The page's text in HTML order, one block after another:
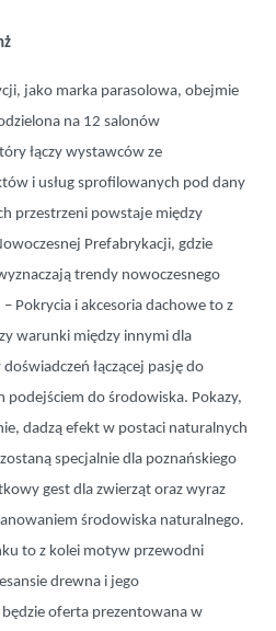
jako marka parasolowa, obejmie
na 12 salonów
łączy wystawców ze
i usług sprofilowanych pod dany
przestrzeni powstaje między
Prefabrykacji, gdzie
trendy nowoczesnego
Pokrycia i akcesoria dachowe to z
warunki między innymi dla
łączącej pasję do
podejściem do środowiska. Pokazy,
dadzą efekt w postaci naturalnych
specjalnie dla poznańskiego
gest dla zwierząt oraz wyraz
środowiska naturalnego.
to z kolei motyw przewodni
drewna i jego
oferta prezentowana w